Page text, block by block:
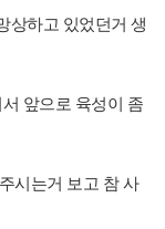
상하고 있었던거 생
앞으로 육성이 좀
시는거 보고 참 사